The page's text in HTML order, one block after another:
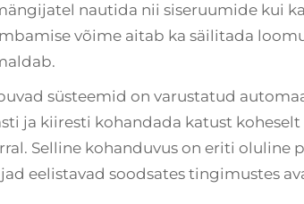
nautida nii siseruumide kui
võime aitab ka säilitada
süsteemid on varustatud
ja kiiresti kohandada katust
Selline kohanduvus on eriti oluline
eelistavad soodsates tingimustes